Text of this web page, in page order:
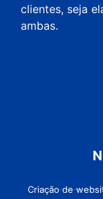
clientes, seja
ambas.
Criação de